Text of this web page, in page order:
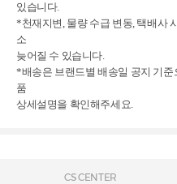
있습니다.
*천재지변, 물량 수급 변동, 택배사
소
늦어질 수 있습니다.
*배송은 브랜드별 배송일 공지 기
품
상세설명을 확인해주세요.
CS CENTER